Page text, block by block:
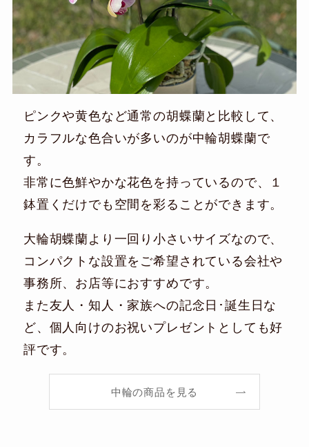
ピンクや黄色など通常の胡蝶蘭と比較して、
カラフルな色合いが多いのが中輪胡蝶蘭で
す。
非常に色鮮やかな花色を持っているので、１
鉢置くだけでも空間を彩ることができます。
大輪胡蝶蘭より一回り小さいサイズなので、
コンパクトな設置をご希望されている会社や
事務所、お店等におすすめです。
また友人・知人・家族への記念日･誕生日な
ど、個人向けのお祝いプレゼントとしても好
評です。
中輪の商品を見る